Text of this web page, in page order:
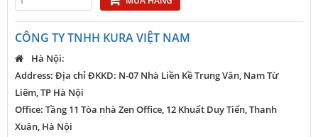
CÔNG TY TNHH KURA VIỆT NAM
Hà Nội:
Address: Địa chỉ ĐKKD: N-07 Nhà Liền Kề Trung Văn, Nam Từ
Liêm, TP Hà Nội
Office: Tầng 11 Tòa nhà Zen Office, 12 Khuất Duy Tiến, Thanh
Xuân, Hà Nội